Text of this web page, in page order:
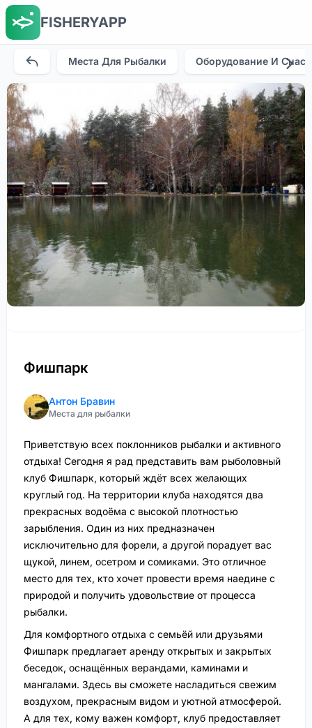
FISHERYAPP
Места Для Рыбалки Оборудование И
Фишпарк
Антон Бравин
Места для рыбалки
Приветствую всех поклонников рыбалки и активного
отдыха! Сегодня я рад представить вам рыболовный
клуб Фишпарк, который ждёт всех желающих
круглый год. На территории клуба находятся два
прекрасных водоёма с высокой плотностью
зарыбления. Один из них предназначен
исключительно для форели, а другой порадует вас
щукой, линем, осетром и сомиками. Это отличное
место для тех, кто хочет провести время наедине с
природой и получить удовольствие от процесса
рыбалки.
Для комфортного отдыха с семьёй или друзьями
Фишпарк предлагает аренду открытых и закрытых
беседок, оснащённых верандами, каминами и
мангалами. Здесь вы сможете насладиться свежим
воздухом, прекрасным видом и уютной атмосферой.
А для тех, кому важен комфорт, клуб предоставляет